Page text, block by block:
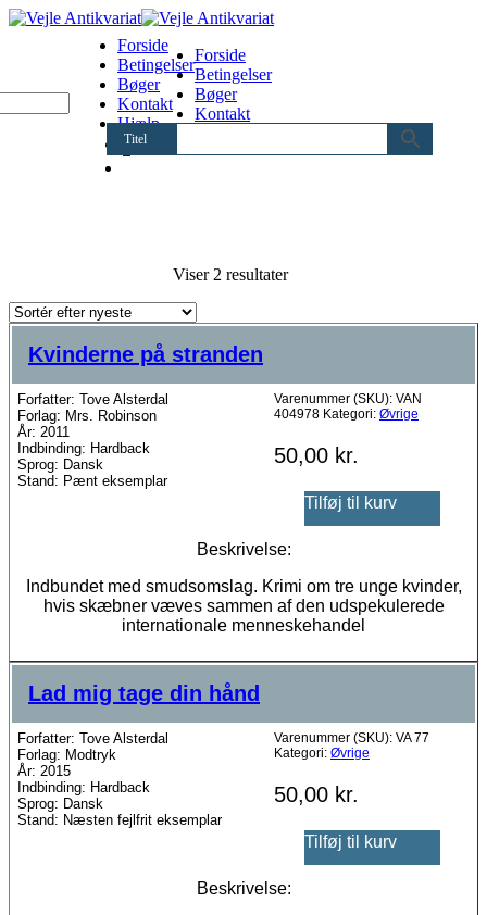
Titel
Forside
Betingelser
Bøger
Kontakt
Hjælp
Forside
Betingelser
Bøger
Kontakt
Viser 2 resultaterSorteret
Kvinderne på stranden
Forfatter: Tove Alsterdal
Forlag: Mrs. Robinson
År: 2011
Indbinding: Hardback
Sprog: Dansk
Stand: Pænt eksemplar
Varenummer (SKU): VAN
404978 Kategori: Øvrige
50,00 kr.
Tilføj til kurv
Beskrivelse:
Indbundet med smudsomslag. Krimi om tre unge kvinder,
hvis skæbner væves sammen af den udspekulerede
internationale menneskehandel
Lad mig tage din hånd
Forfatter: Tove Alsterdal
Forlag: Modtryk
År: 2015
Indbinding: Hardback
Sprog: Dansk
Stand: Næsten fejlfrit eksemplar
Varenummer (SKU): VA 77
Kategori: Øvrige
50,00 kr.
Tilføj til kurv
Beskrivelse: